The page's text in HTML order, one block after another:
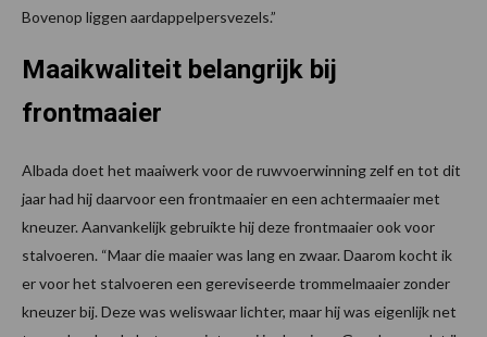
Bovenop liggen aardappelpersvezels.”
Maaikwaliteit belangrijk bij
frontmaaier
Albada doet het maaiwerk voor de ruwvoerwinning zelf en tot dit
jaar had hij daarvoor een frontmaaier en een achtermaaier met
kneuzer. Aanvankelijk gebruikte hij deze frontmaaier ook voor
stalvoeren. “Maar die maaier was lang en zwaar. Daarom kocht ik
er voor het stalvoeren een gereviseerde trommelmaaier zonder
kneuzer bij. Deze was weliswaar lichter, maar hij was eigenlijk net